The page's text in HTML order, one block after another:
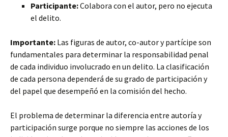
Participante:Colabora con el autor, pero no ejecuta
el delito.
Importante: Las figuras de autor, co-autor y partícipe son
fundamentales para determinar la responsabilidad penal
de cada individuo involucrado en un delito. La clasificación
de cada persona dependerá de su grado de participación y
del papel que desempeñó en la comisión del hecho.
El problema de determinar la diferencia entre autoría y
participación surge porque no siempre las acciones de los